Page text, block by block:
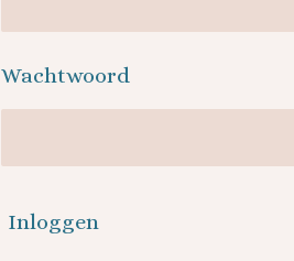
Wachtwoord
Inloggen